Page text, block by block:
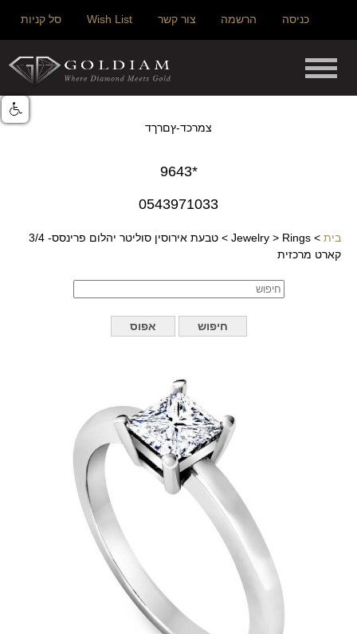
כניסה הרשמה צור קשר Wish List סל קניות
צמרכד-ץםרךד
*9643
0543971033
בית >
Jewelry > Rings
>
טבעת אירוסין סוליטר יהלום פרינסס- 3/4
קארט מרכזית